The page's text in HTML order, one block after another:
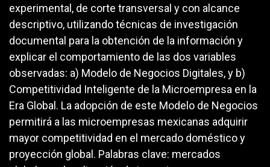
experimental, de corte transversal y con alcance
descriptivo, utilizando técnicas de investigación
documental para la obtención de la información y
explicar el comportamiento de las dos variables
observadas: a) Modelo de Negocios Digitales, y b)
Competitividad Inteligente de la Microempresa en la
Era Global. La adopción de este Modelo de Negocios
permitirá a las microempresas mexicanas adquirir
mayor competitividad en el mercado doméstico y
proyección global. Palabras clave: mercados